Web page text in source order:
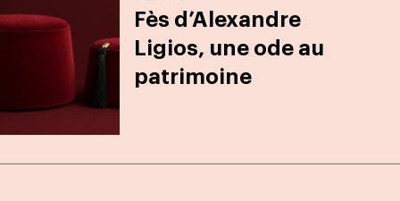
Fès d’Alexandre
Ligios, une ode au
patrimoine